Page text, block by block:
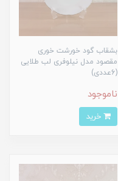
بشقاب گود خورشت خوری
مقصود مدل نیلوفری لب طلایی
(6عددی)
ناموجود